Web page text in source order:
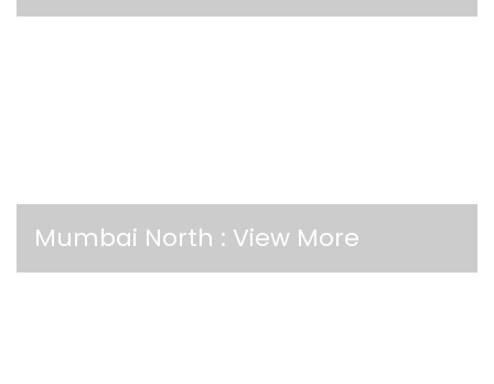
Mumbai North : View More